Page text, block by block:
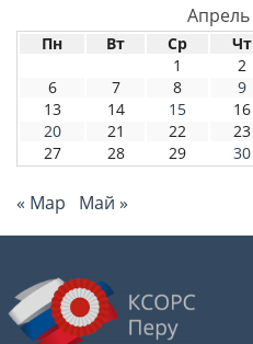
Апрель
Пн Вт Ср Чт
1
2
6
7 8 9
13
14 15 16
20
21 22 23
27
28 29 30
« Мар Май »